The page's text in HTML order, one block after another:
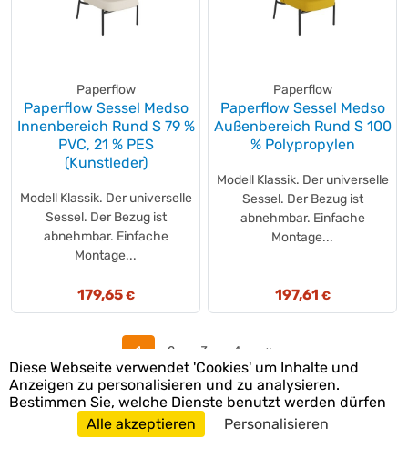
Paperflow
Paperflow Sessel Medso
Innenbereich Rund S 79 %
PVC, 21 % PES
(Kunstleder)
Modell Klassik. Der universelle
Sessel. Der Bezug ist
abnehmbar. Einfache
Montage...
179,65€
Paperflow
Paperflow Sessel Medso
Außenbereich Rund S 100
% Polypropylen
Modell Klassik. Der universelle
Sessel. Der Bezug ist
abnehmbar. Einfache
Montage...
197,61 €
1 2 3 4 »
Diese Webseite verwendet 'Cookies' um Inhalte und
Anzeigen zu personalisieren und zu analysieren.
Bestimmen Sie, welche Dienste benutzt werden dürfen
Alle akzeptieren
Personalisieren